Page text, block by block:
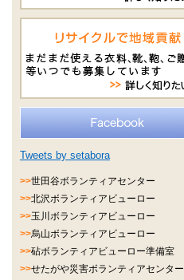
Tweets by setabora
>>世田谷ボランティアセンター
>>北沢ボランティアビューロー
>>玉川ボランティアビューロー
>>烏山ボランティアビューロー
>>砧ボランティアビューロー準備室
>>せたがや災害ボランティアセンター